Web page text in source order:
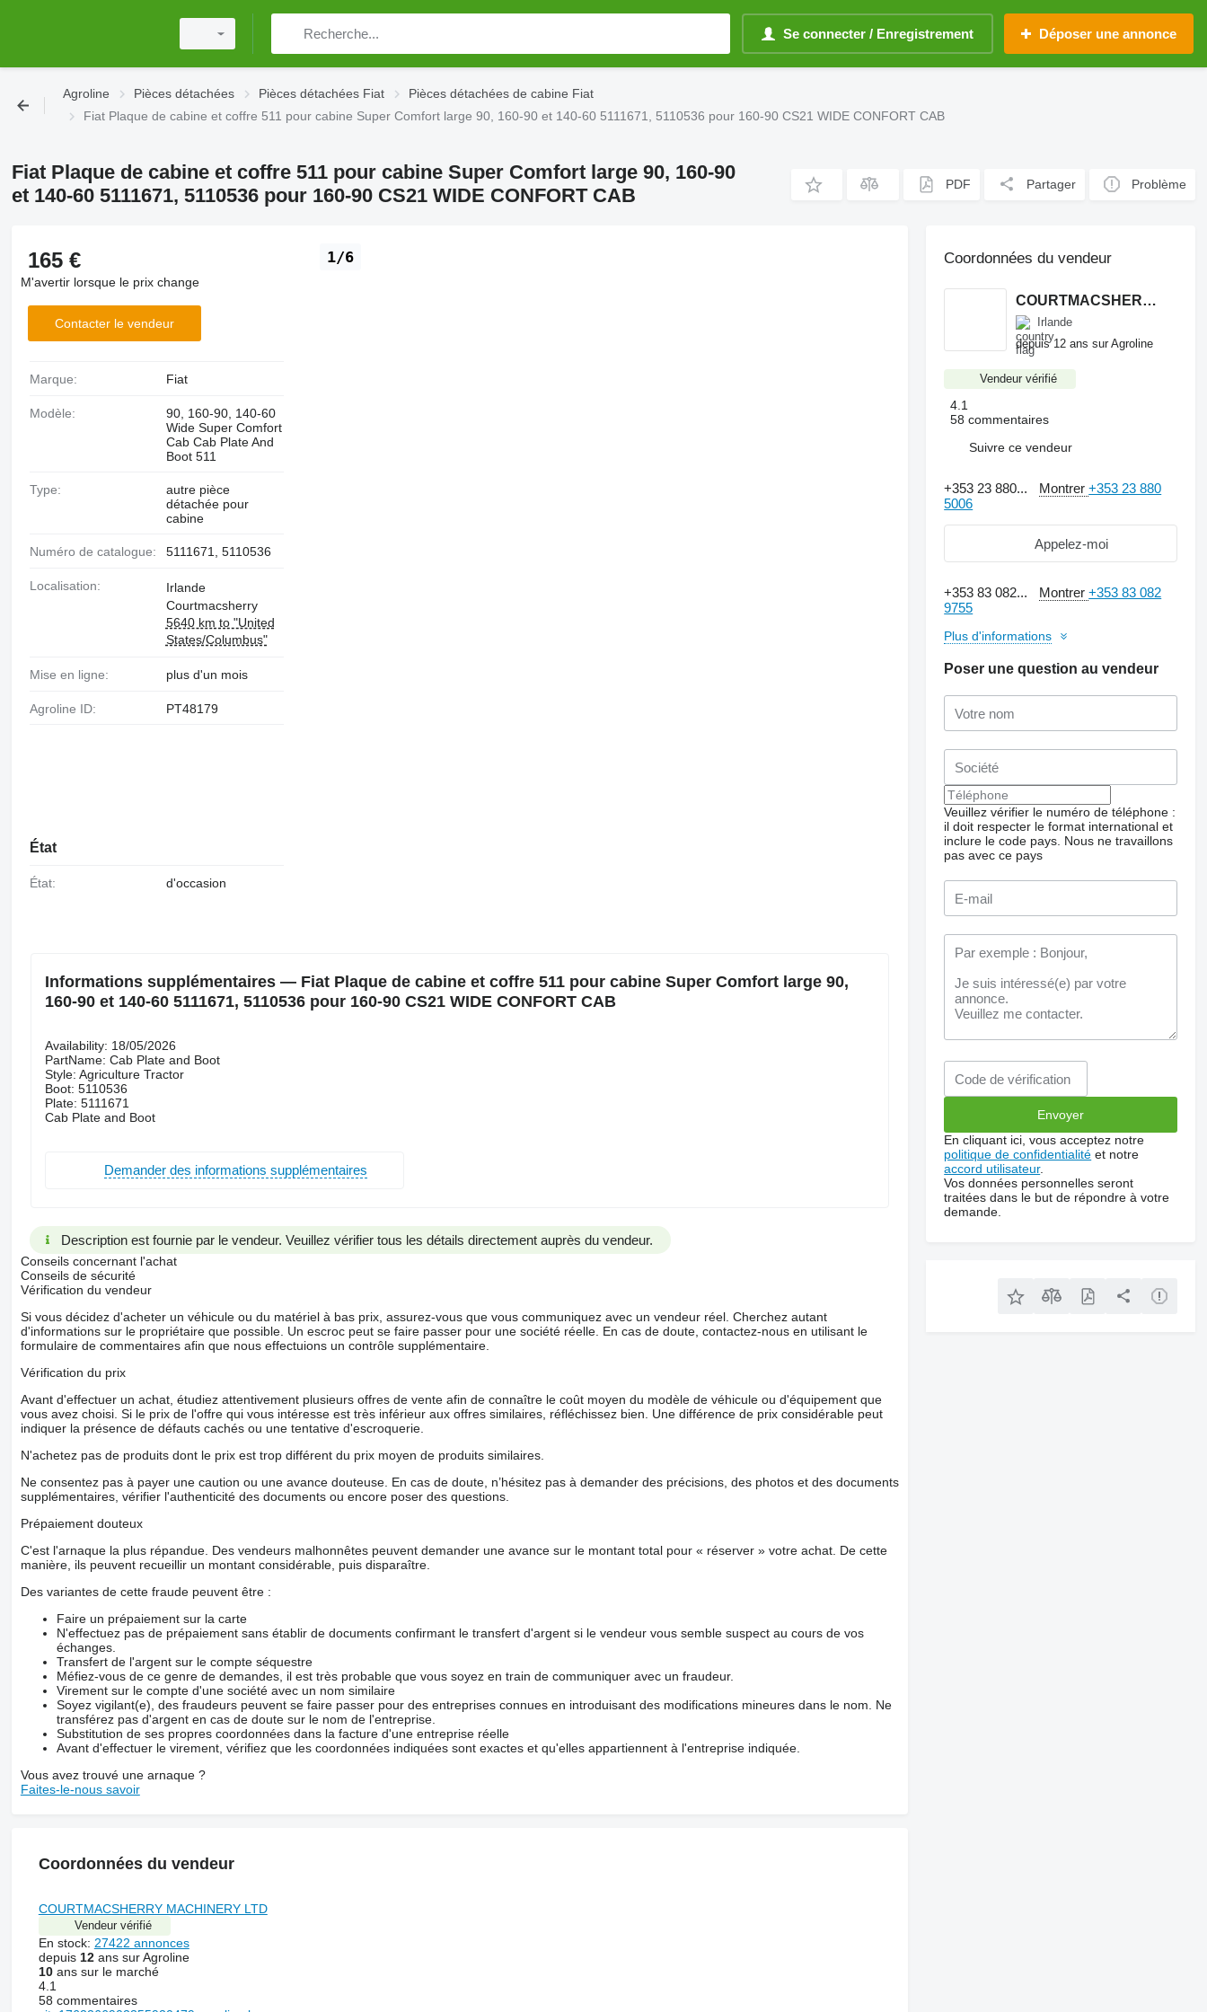
Se connecter / Enregistrement Déposer une annonce
Agroline Pièces détachées Pièces détachées Fiat
Pièces détachées de cabine Fiat
Fiat Plaque de cabine et coffre 511 pour cabine Super Comfort large 90, 160-90 et 140-60 5111671, 5110536 pour 160-90 CS21 WIDE CONFORT CAB
Fiat Plaque de cabine et coffre 511 pour cabine Super Comfort large 90, 160-90
et 140-60 5111671, 5110536 pour 160-90 CS21 WIDE CONFORT CAB
PDF Partager Problème
1/6
165 €
M'avertir lorsque le prix change
Contacter le vendeur
Marque: Fiat
Modèle:
90, 160-90, 140-60
Wide Super Comfort
Cab Cab Plate And
Boot 511
Type:
autre pièce
détachée pour
cabine
Numéro de catalogue: 5111671, 5110536
Localisation:
Irlande
Courtmacsherry
5640 km to "United
States/Columbus"
Mise en ligne: plus d'un mois
Agroline ID: PT48179
État
État: d'occasion
Informations supplémentaires — Fiat Plaque de cabine et coffre 511 pour cabine Super Comfort large 90,
160-90 et 140-60 5111671, 5110536 pour 160-90 CS21 WIDE CONFORT CAB
Availability: 18/05/2026
PartName: Cab Plate and Boot
Style: Agriculture Tractor
Boot: 5110536
Plate: 5111671
Cab Plate and Boot
Demander des informations supplémentaires
Description est fournie par le vendeur. Veuillez vérifier tous les détails directement auprès du vendeur.
Conseils concernant l'achat
Conseils de sécurité
Vérification du vendeur
Si vous décidez d'acheter un véhicule ou du matériel à bas prix, assurez-vous que vous communiquez avec un vendeur réel. Cherchez autant
d'informations sur le propriétaire que possible. Un escroc peut se faire passer pour une société réelle. En cas de doute, contactez-nous en utilisant le
formulaire de commentaires afin que nous effectuions un contrôle supplémentaire.
Vérification du prix
Avant d'effectuer un achat, étudiez attentivement plusieurs offres de vente afin de connaître le coût moyen du modèle de véhicule ou d'équipement que
vous avez choisi. Si le prix de l'offre qui vous intéresse est très inférieur aux offres similaires, réfléchissez bien. Une différence de prix considérable peut
indiquer la présence de défauts cachés ou une tentative d'escroquerie.
N'achetez pas de produits dont le prix est trop différent du prix moyen de produits similaires.
Ne consentez pas à payer une caution ou une avance douteuse. En cas de doute, n’hésitez pas à demander des précisions, des photos et des documents
supplémentaires, vérifier l'authenticité des documents ou encore poser des questions.
Prépaiement douteux
C'est l'arnaque la plus répandue. Des vendeurs malhonnêtes peuvent demander une avance sur le montant total pour « réserver » votre achat. De cette
manière, ils peuvent recueillir un montant considérable, puis disparaître.
Des variantes de cette fraude peuvent être :
Faire un prépaiement sur la carte
N'effectuez pas de prépaiement sans établir de documents confirmant le transfert d'argent si le vendeur vous semble suspect au cours de vos
échanges.
Transfert de l'argent sur le compte séquestre
Méfiez-vous de ce genre de demandes, il est très probable que vous soyez en train de communiquer avec un fraudeur.
Virement sur le compte d'une société avec un nom similaire
Soyez vigilant(e), des fraudeurs peuvent se faire passer pour des entreprises connues en introduisant des modifications mineures dans le nom. Ne
transférez pas d'argent en cas de doute sur le nom de l'entreprise.
Substitution de ses propres coordonnées dans la facture d'une entreprise réelle
Avant d'effectuer le virement, vérifiez que les coordonnées indiquées sont exactes et qu'elles appartiennent à l'entreprise indiquée.
Vous avez trouvé une arnaque ?
Faites-le-nous savoir
Coordonnées du vendeur
COURTMACSHERRY MACHINERY LTD
Vendeur vérifié
En stock: 27422 annonces
depuis 12ans sur Agroline
10ans sur le marché
4.1
58 commentaires
Coordonnées du vendeur
COURTMACSHERRY MACHINERY LTD
Irlande
depuis 12 ans sur Agroline
Vendeur vérifié
4.1
58 commentaires
Suivre ce vendeur
+353 23 880... Montrer+353 23 880
5006
Appelez-moi
+353 83 082... Montrer+353 83 082
9755
Plus d'informations
Poser une question au vendeur
Veuillez vérifier le numéro de téléphone :
il doit respecter le format international et
inclure le code pays. Nous ne travaillons
pas avec ce pays
En cliquant ici, vous acceptez notre
politique de confidentialité et notre
accord utilisateur.
Vos données personnelles seront
traitées dans le but de répondre à votre
demande.